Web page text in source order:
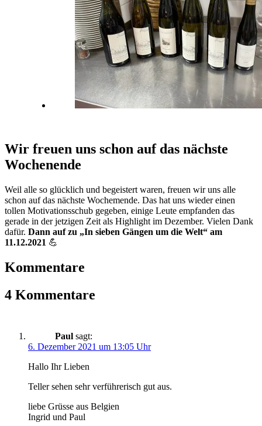
Wir freuen uns schon auf das nächste
Wochenende
Weil alle so glücklich und begeistert waren, freuen wir uns alle
schon auf das nächste Wochemende. Das hat uns wieder einen
tollen Motivationsschub gegeben, einige Leute empfanden das
gerade in der jetzigen Zeit als Highlight im Dezember. Vielen Dank
dafür. Dann auf zu „In sieben Gängen um die Welt“ am
11.12.2021 💪
Kommentare
4 Kommentare
Paul sagt:
6. Dezember 2021 um 13:05 Uhr
Hallo Ihr Lieben
Teller sehen sehr verführerisch gut aus.
liebe Grüsse aus Belgien
Ingrid und Paul